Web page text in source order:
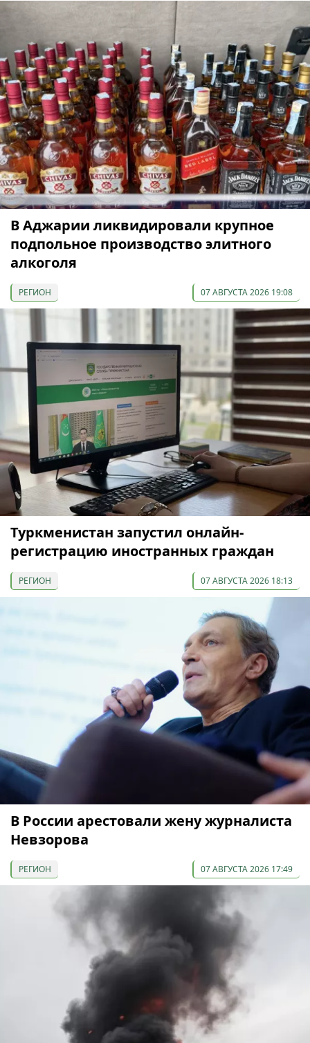
В Аджарии ликвидировали крупное
подпольное производство элитного
алкоголя
РЕГИОН 07 АВГУСТА 2026 19:08
Туркменистан запустил онлайн-
регистрацию иностранных граждан
РЕГИОН 07 АВГУСТА 2026 18:13
В России арестовали жену журналиста
Невзорова
РЕГИОН 07 АВГУСТА 2026 17:49